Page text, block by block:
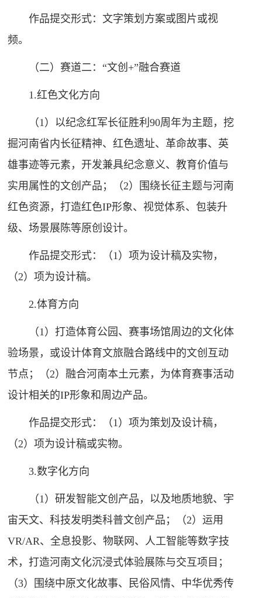
作品提交形式：文字策划方案或图片或视
频。
（二）赛道二：“文创+”融合赛道
1.红色文化方向
（1）以纪念红军长征胜利90周年为主题，挖
掘河南省内长征精神、红色遗址、革命故事、英
雄事迹等元素，开发兼具纪念意义、教育价值与
实用属性的文创产品；（2）围绕长征主题与河南
红色资源，打造红色IP形象、视觉体系、包装升
级、场景展陈等原创设计。
作品提交形式：（1）项为设计稿及实物，
（2）项为设计稿。
2.体育方向
（1）打造体育公园、赛事场馆周边的文化体
验场景，或设计体育文旅融合路线中的文创互动
节点；（2）融合河南本土元素，为体育赛事活动
设计相关的IP形象和周边产品。
作品提交形式：（1）项为策划及设计稿，
（2）项为设计稿或实物。
3.数字化方向
（1）研发智能文创产品，以及地质地貌、宇
宙天文、科技发明类科普文创产品；（2）运用
VR/AR、全息投影、物联网、人工智能等数字技
术，打造河南文化沉浸式体验展陈与交互项目；
（3）围绕中原文化故事、民俗风情、中华优秀传